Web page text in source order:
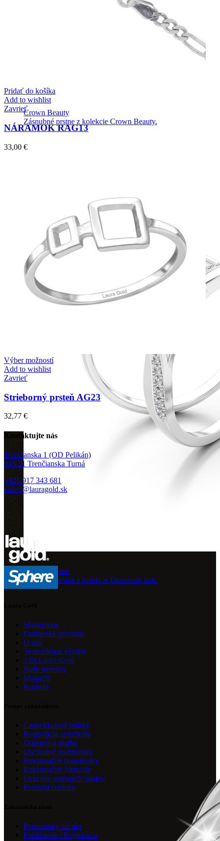
Crown Beauty
Zásnubné prstne z kolekcie Crown Beauty.
Diamond Line
Zásnubné prstne z kolekcie Diamonds line.
Pridať do košíka
Add to wishlist
Zavrieť
NÁRAMOK RAG13
33,00 €
Výber možností
Add to wishlist
Zavrieť
Strieborný prsteň AG23
32,77 €
Kontaktujte nás
Trenčianska 1 (OD Pelikán)
913 21 Trenčianska Turná
+421 917 343 681
eshop@lauragold.sk
Showroom
Partnerské predajne
O nás
Technológia výroby
Tím Laura Gold
Naše benefity
Magazín
Kontakt
Často kladené otázky
Registrácia certifikátu
Doprava a platba
Obchodné podmienky
Reklamačné podmienky
Reklamačný formulár
Ochrana osobných údajov
Pravidlá cookies
Podmienky súťaže
Prihlásenie / Registrácia